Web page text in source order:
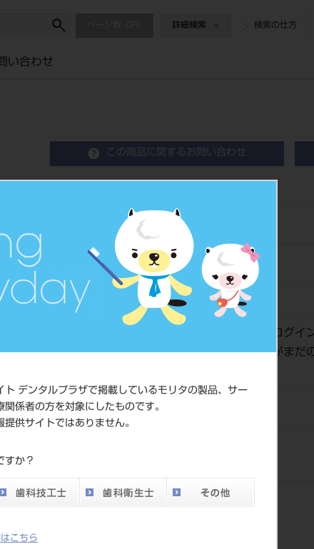
ト デンタルプラザで掲載しているモリタの製品、サー
関係者の方を対象にしたものです。
供サイトではありません。
すか？
こちら
詳細検索 検索の仕方
い合わせ
この商品に関するお問い合わせ
Sickle Scaler Single-End
品目コード 20101013511DB
JAN/EANコード 4963931090419
標準価格
ログイ
ネット会員登録がまだ
メーカー